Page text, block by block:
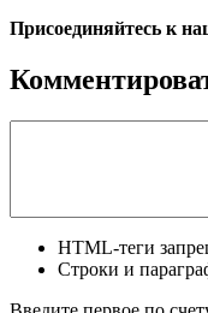
Присоединяйтесь к
HTML-теги
Строки и